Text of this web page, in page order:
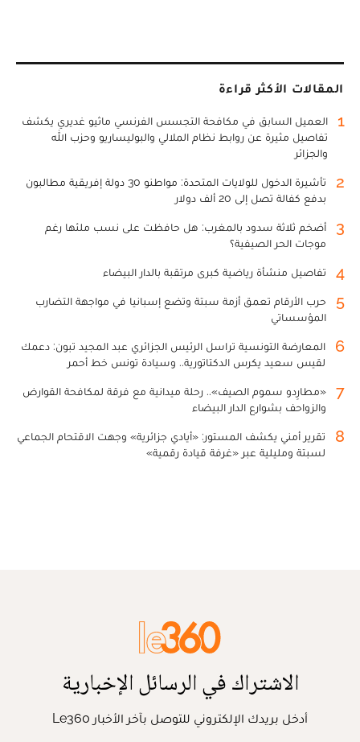
المقالات الأكثر قراءة
1
العميل السابق في مكافحة التجسس الفرنسي ماثيو غديري يكشف
تفاصيل مثيرة عن روابط نظام الملالي والبوليساريو وحزب الله
والجزائر
2
تأشيرة الدخول للولايات المتحدة: مواطنو 30 دولة إفريقية مطالبون
بدفع كفالة تصل إلى 20 ألف دولار
3
أضخم ثلاثة سدود بالمغرب: هل حافظت على نسب ملئها رغم
موجات الحر الصيفية؟
4 تفاصيل منشأة رياضية كبرى مرتقبة بالدار البيضاء
5
حرب الأرقام تعمق أزمة سبتة وتضع إسبانيا في مواجهة التضارب
المؤسساتي
6
المعارضة التونسية تراسل الرئيس الجزائري عبد المجيد تبون: دعمك
لقيس سعيد يكرس الدكتاتورية.. وسيادة تونس خط أحمر
7
«مطارِدو سموم الصيف».. رحلة ميدانية مع فرقة لمكافحة القوارض
والزواحف بشوارع الدار البيضاء
8
تقرير أمني يكشف المستور: «أيادي جزائرية» وجهت الاقتحام الجماعي
لسبتة ومليلية عبر «غرفة قيادة رقمية»
الاشتراك في الرسائل الإخبارية
أدخل بريدك الإلكتروني للتوصل بآخر الأخبار Le360